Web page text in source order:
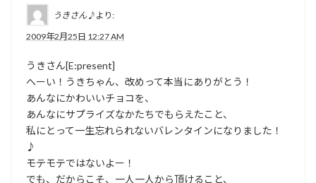
うきさん♪ より:
2009年2月25日 12:27 AM
うきさん[E:present]
へーい！うきちゃん、改めって本当にありがとう！
あんなにかわいいチョコを、
あんなにサプライズなかたちでもらえたこと、
私にとって一生忘れられないバレンタインになりました！
♪
モテモテではないよー！
でも、だからこそ、一人一人から頂けること、